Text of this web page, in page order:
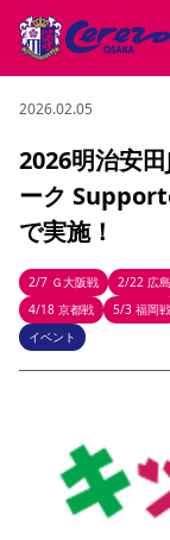
試合・チーム
試合について
試合日程 / 結果
チームについて
選手・スタッフ ス
アカデミー
観戦する
チケット
チケット情報 販売
シーズンシート
初めて観戦ガイド
観戦マナー&ルール
スタジアム
クラブを知る
サポートする
パートナー企業募
セレッソアイデア
ファンクラブ
ファンクラブ
SAKURA SOCIO
まいセレチケット
ニュース
レディース
2026.02.05
2026明治安
ーク
で実施！
2/7 Ｇ大阪戦 2/22 広
4/18 京都戦
5/3 福岡戦
イベント